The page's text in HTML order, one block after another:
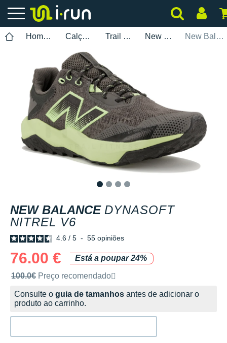
Homem Calçados Trail Running New Balance New Balance DynaSoft Nitrel V6
NEW BALANCE DYNASOFT
NITREL V6
4.6 / 5 - 55 opiniões
76.00 €
Está a poupar 24%
Preço de venda recomendado pela marca
100.0€ Preço recomendado
Consulte o guia de tamanhos antes de adicionar o
produto ao carrinho.